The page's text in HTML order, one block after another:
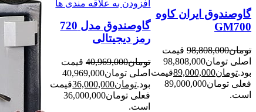
گاوصندوق ایران کاوه
GM700
تومان98,808,000 قیمت
اصلی تومان98,808,000
بود.تومان89,000,000قیمت
فعلی تومان89,000,000
است.
افزودن به علاقه مندی ها
گاوصندوق مدل 720
رمز دیجیتالی
تومان40,969,000 قیمت
اصلی تومان40,969,000
بود.تومان36,000,000قیمت
فعلی تومان36,000,000
است.